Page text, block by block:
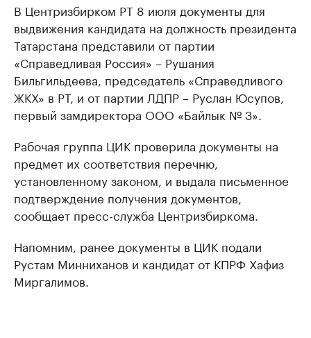
В Центризбирком РТ 8 июля документы для
выдвижения кандидата на должность президента
Татарстана представили от партии
«Справедливая Россия» – Рушания
Бильгильдеева, председатель «Справедливого
ЖКХ» в РТ, и от партии ЛДПР – Руслан Юсупов,
первый замдиректора ООО «Байлык № 3».
Рабочая группа ЦИК проверила документы на
предмет их соответствия перечню,
установленному законом, и выдала письменное
подтверждение получения документов,
сообщает пресс-служба Центризбиркома.
Напомним, ранее документы в ЦИК подали
Рустам Минниханов и кандидат от КПРФ Хафиз
Миргалимов.